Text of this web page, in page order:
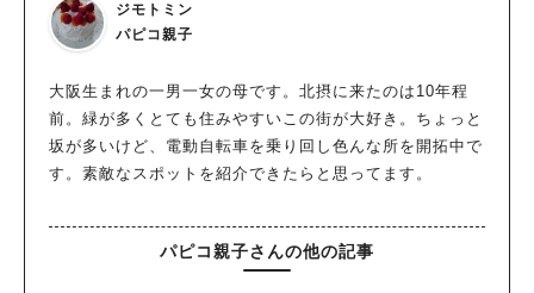
ジモトミン
パピコ親子
大阪生まれの一男一女の母です。北摂に来たのは10年程
前。緑が多くとても住みやすいこの街が大好き。ちょっと
坂が多いけど、電動自転車を乗り回し色んな所を開拓中で
す。素敵なスポットを紹介できたらと思ってます。
パピコ親子さんの他の記事